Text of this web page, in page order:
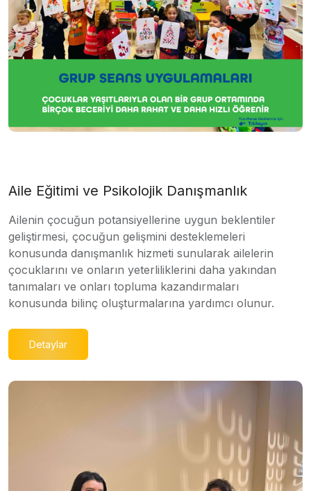
Aile Eğitimi ve Psikolojik Danışmanlık
Ailenin çocuğun potansiyellerine uygun beklentiler
geliştirmesi, çocuğun gelişmini desteklemeleri
konusunda danışmanlık hizmeti sunularak ailelerin
çocuklarını ve onların yeterliliklerini daha yakından
tanımaları ve onları topluma kazandırmaları
konusunda bilinç oluşturmalarına yardımcı olunur.
Detaylar